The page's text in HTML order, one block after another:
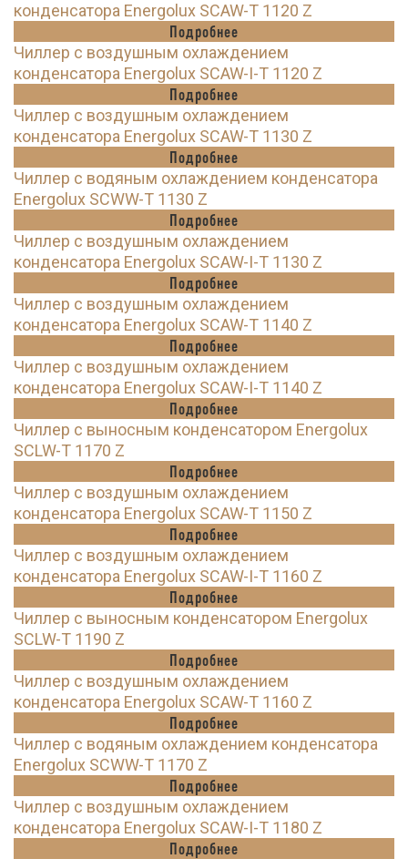
конденсатора Energolux SCAW-T 1120 Z
Подробнее
Чиллер с воздушным охлаждением
конденсатора Energolux SCAW-I-T 1120 Z
Подробнее
Чиллер с воздушным охлаждением
конденсатора Energolux SCAW-T 1130 Z
Подробнее
Чиллер с водяным охлаждением конденсатора
Energolux SCWW-T 1130 Z
Подробнее
Чиллер с воздушным охлаждением
конденсатора Energolux SCAW-I-T 1130 Z
Подробнее
Чиллер с воздушным охлаждением
конденсатора Energolux SCAW-T 1140 Z
Подробнее
Чиллер с воздушным охлаждением
конденсатора Energolux SCAW-I-T 1140 Z
Подробнее
Чиллер с выносным конденсатором Energolux
SCLW-T 1170 Z
Подробнее
Чиллер с воздушным охлаждением
конденсатора Energolux SCAW-T 1150 Z
Подробнее
Чиллер с воздушным охлаждением
конденсатора Energolux SCAW-I-T 1160 Z
Подробнее
Чиллер с выносным конденсатором Energolux
SCLW-T 1190 Z
Подробнее
Чиллер с воздушным охлаждением
конденсатора Energolux SCAW-T 1160 Z
Подробнее
Чиллер с водяным охлаждением конденсатора
Energolux SCWW-T 1170 Z
Подробнее
Чиллер с воздушным охлаждением
конденсатора Energolux SCAW-I-T 1180 Z
Подробнее